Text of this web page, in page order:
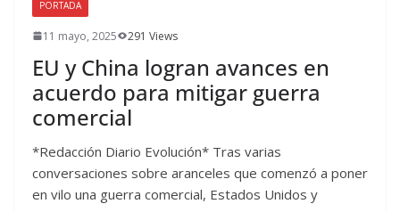
PORTADA
11 mayo, 2025 291 Views
EU y China logran avances en
acuerdo para mitigar guerra
comercial
*Redacción Diario Evolución* Tras varias
conversaciones sobre aranceles que comenzó a poner
en vilo una guerra comercial, Estados Unidos y